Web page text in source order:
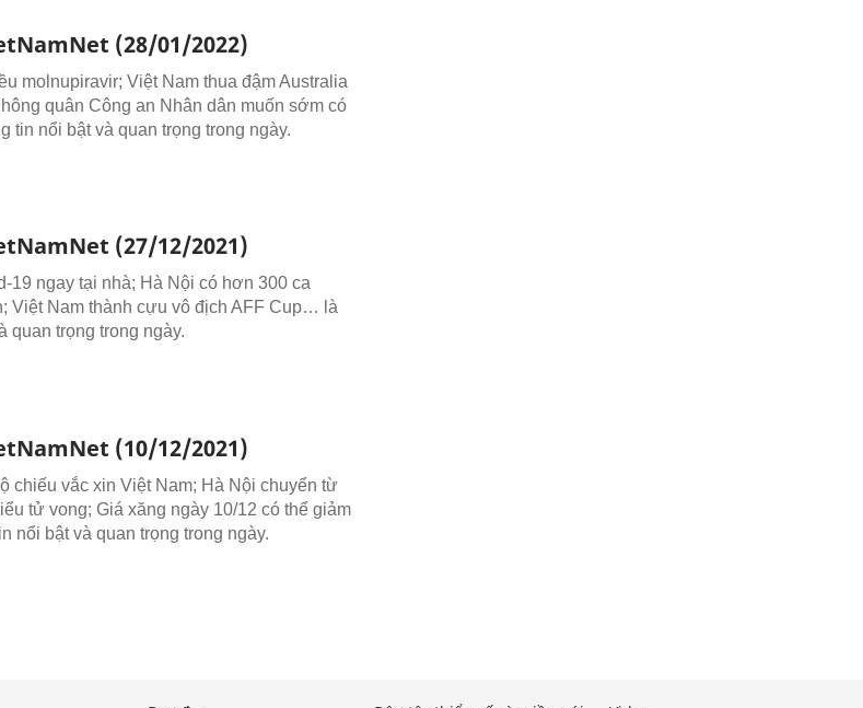
(28/01/2022)
molnupiravir; Việt Nam thua đậm Australia
quân Công an Nhân dân muốn sớm có
tin nổi bật và quan trọng trong ngày.
(27/12/2021)
19 ngay tại nhà; Hà Nội có hơn 300 ca
Việt Nam thành cựu vô địch AFF Cup… là
quan trọng trong ngày.
(10/12/2021)
chiếu vắc xin Việt Nam; Hà Nội chuyển từ
tử vong; Giá xăng ngày 10/12 có thể giảm
nổi bật và quan trọng trong ngày.